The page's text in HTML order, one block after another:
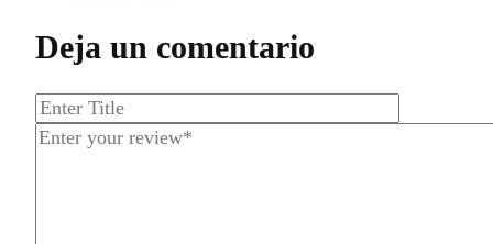
Deja un comentario